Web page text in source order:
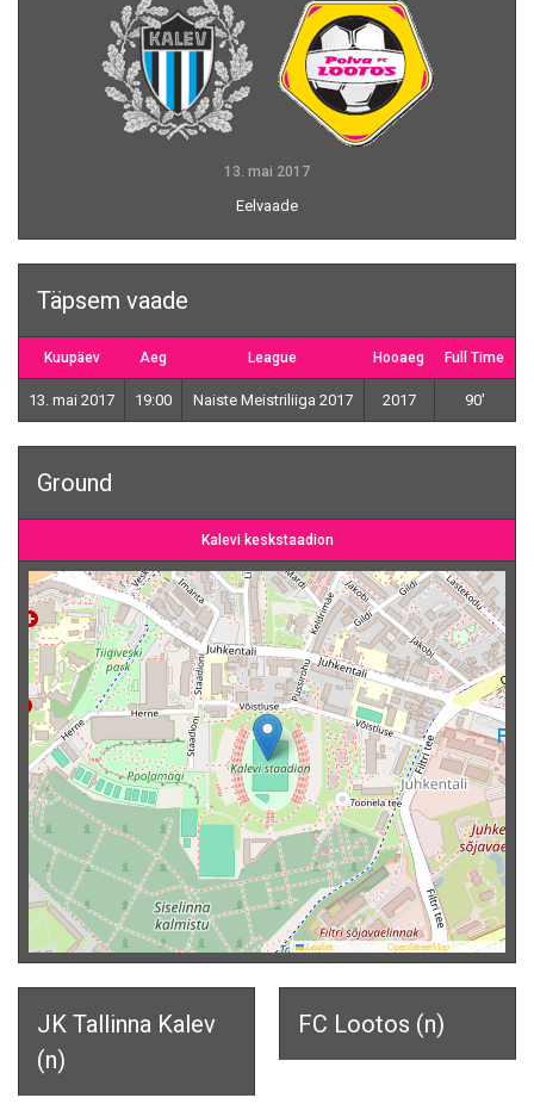
13. mai 2017
Eelvaade
Täpsem vaade
Kuupäev Aeg League Hooaeg Full Time
13. mai 2017 19:00 Naiste Meistriliiga 2017 2017 90'
Ground
Kalevi keskstaadion
Leaflet OpenStreetMap contributors
JK Tallinna Kalev
(n)
FC Lootos (n)